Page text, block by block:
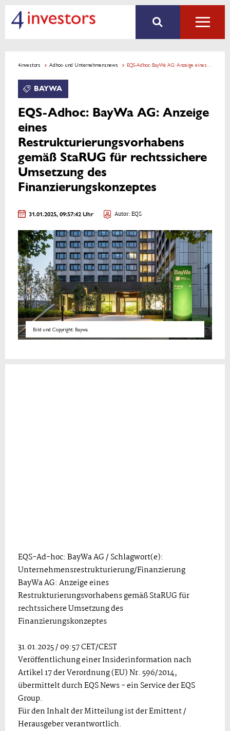
4investors Adhoc- und Unternehmensnews EQS-Adhoc: BayWa AG: Anzeige eines Restrukturierungsvorhabens gemäß StaRUG für rechtssichere Umsetzung des Finanzierungskonzeptes
BAYWA
EQS-Adhoc: BayWa AG: Anzeige
eines
Restrukturierungsvorhabens
gemäß StaRUG für rechtssichere
Umsetzung des
Finanzierungskonzeptes
31.01.2025, 09:57:42 Uhr Autor: EQS
Bild und Copyright: Baywa.
EQS-Ad-hoc: BayWa AG / Schlagwort(e):
Unternehmensrestrukturierung/Finanzierung
BayWa AG: Anzeige eines
Restrukturierungsvorhabens gemäß StaRUG für
rechtssichere Umsetzung des
Finanzierungskonzeptes
31.01.2025 / 09:57 CET/CEST
Veröffentlichung einer Insiderinformation nach
Artikel 17 der Verordnung (EU) Nr. 596/2014,
übermittelt durch EQS News - ein Service der EQS
Group.
Für den Inhalt der Mitteilung ist der Emittent /
Herausgeber verantwortlich.